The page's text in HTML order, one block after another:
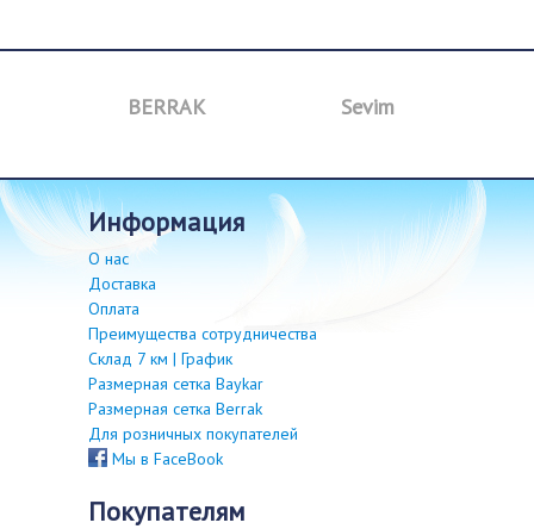
BERRAK Sevim
информация
О нас
Доставка
Оплата
Преимущества сотрудничества
Склад 7 км | График
Размерная сетка Baykar
Размерная сетка Berrak
Для розничных покупателей
Мы в FaceBook
покупателям